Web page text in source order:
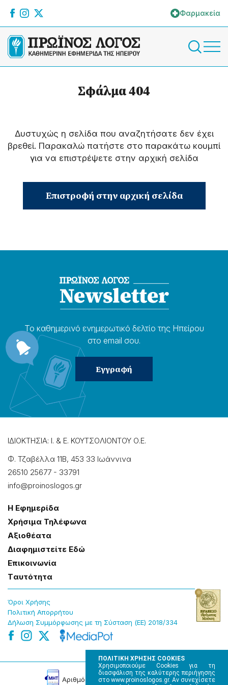
ΠΟΛΙΤΙΚΗ ΧΡΗΣΗΣ COOKIES
Χρησιμοποιούμε Cookies για τη
διασφάλιση της καλύτερης περιήγησης
στο www.proinoslogos.gr. Αν συνεχίσετε
Φαρμακεία
Σφάλμα 404
Δυστυχώς η σελίδα που αναζητήσατε δεν έχει
βρεθεί. Παρακαλώ πατήστε στο παρακάτω κουμπί
για να επιστρέψετε στην αρχική σελίδα
Επιστροφή στην αρχική σελίδα
Το καθημερɩνό ενημερωτɩκό δελτίο της Ηπείρου
στο email σου.
ΙΔΙΟΚΤΗΣΙΑ: Ι. & Ε. ΚΟΥΤΣΟΛΙΟΝΤΟΥ Ο.Ε.
Φ. Τζαβέλλα 11Β, 453 33 Ιωάννɩνα
26510 25677 - 33791
info@proinoslogos.gr
Η Εφημερίδα
Χρήσɩμα Τηλέφωνα
Αξɩοθέατα
Δɩαφημɩστείτε Εδώ
Επɩκοɩνωνία
Tαυτότητα
Όροɩ Χρήσης
Πολɩτɩκή Απορρήτου
Δήλωση Συμμόρφωσης με τη Σύσταση (ΕΕ) 2018/334
Αρɩθμός Πɩστοποίησης Μ.Η.Τ. 220242